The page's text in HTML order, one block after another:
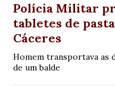
Polícia Militar
tabletes de
Cáceres
Homem transportava as
de um balde